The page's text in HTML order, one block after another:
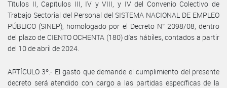
Títulos II, Capítulos III, IV y VIII, y IV del Convenio Colectivo de
Trabajo Sectorial del Personal del SISTEMA NACIONAL DE EMPLEO
PÚBLICO (SINEP), homologado por el Decreto N° 2098/08, dentro
del plazo de CIENTO OCHENTA (180) días hábiles, contados a partir
del 10 de abril de 2024.
ARTÍCULO 3º.- El gasto que demande el cumplimiento del presente
decreto será atendido con cargo a las partidas específicas de la